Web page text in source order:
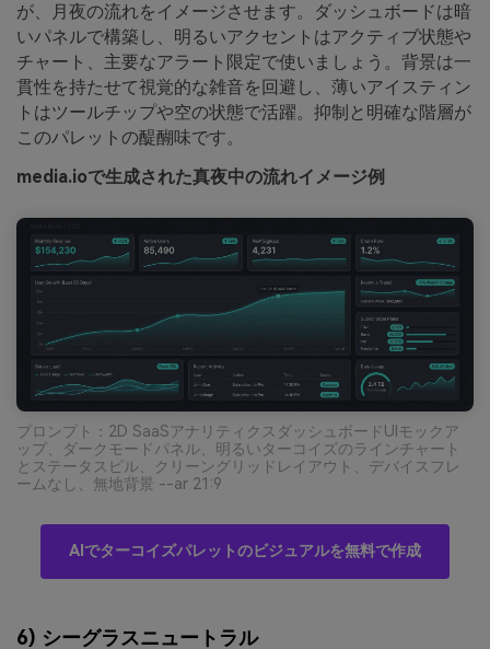
が、月夜の流れをイメージさせます。ダッシュボードは暗
いパネルで構築し、明るいアクセントはアクティブ状態や
チャート、主要なアラート限定で使いましょう。背景は一
貫性を持たせて視覚的な雑音を回避し、薄いアイスティン
トはツールチップや空の状態で活躍。抑制と明確な階層が
このパレットの醍醐味です。
media.ioで生成された真夜中の流れイメージ例
プロンプト：2D SaaSアナリティクスダッシュボードUIモックア
ップ、ダークモードパネル、明るいターコイズのラインチャート
とステータスピル、クリーングリッドレイアウト、デバイスフレ
ームなし、無地背景 --ar 21:9
AIでターコイズパレットのビジュアルを無料で作成
6) シーグラスニュートラル